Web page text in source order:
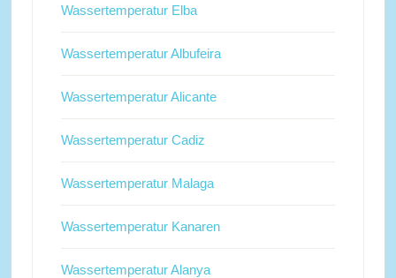
Wassertemperatur Elba
Wassertemperatur Albufeira
Wassertemperatur Alicante
Wassertemperatur Cadiz
Wassertemperatur Malaga
Wassertemperatur Kanaren
Wassertemperatur Alanya